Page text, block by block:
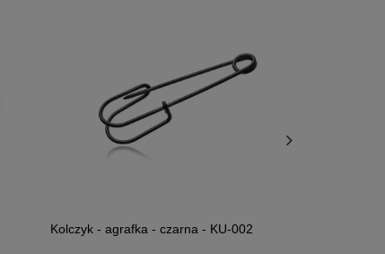
Kolczyk - agrafka - czarna - KU-002